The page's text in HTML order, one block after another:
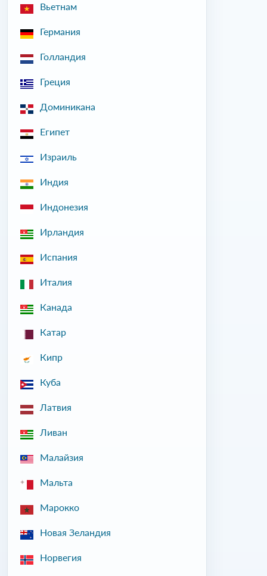
Вьетнам
Германия
Голландия
Греция
Доминикана
Египет
Израиль
Индия
Индонезия
Ирландия
Испания
Италия
Канада
Катар
Кипр
Куба
Латвия
Ливан
Малайзия
Мальта
Марокко
Новая Зеландия
Норвегия